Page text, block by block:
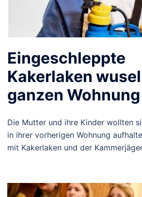
Eingeschleppte
Kakerlaken
ganzen Wohnung
Die Mutter und ihre Kinder wollten
in ihrer vorherigen Wohnung
mit Kakerlaken und der